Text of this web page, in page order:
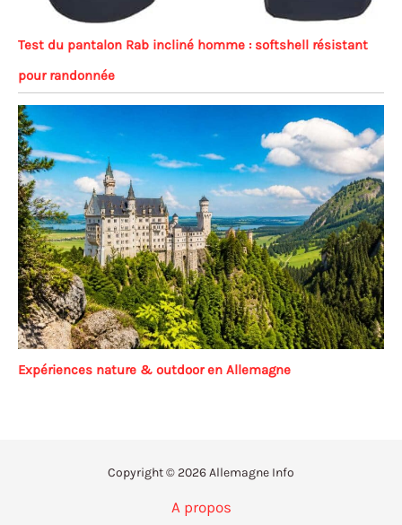
Test du pantalon Rab incliné homme : softshell résistant
pour randonnée
Expériences nature & outdoor en Allemagne
Copyright © 2026 Allemagne Info
A propos